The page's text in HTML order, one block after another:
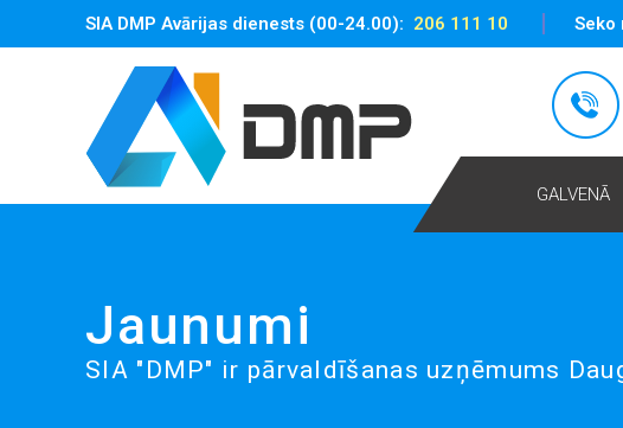
SIA DMP Avārijas dienests (00-24.00): 206 111 10 Seko
GALVENĀ
Jaunumi
SIA "DMP" ir pārvaldīšanas uzņēmums